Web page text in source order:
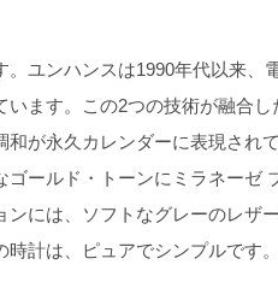
ユンハンスは1990年代以来、
ます。この2つの技術が融合
が永久カレンダーに表現され
ゴールド・トーンにミラネーゼ
ンには、ソフトなグレーのレザ
計は、ピュアでシンプルです。